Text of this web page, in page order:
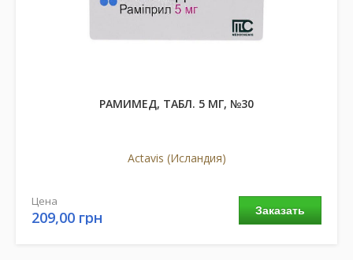
РАМИМЕД, ТАБЛ. 5 МГ, №30
Actavis (Исландия)
Заказать
Цена
209,00 грн